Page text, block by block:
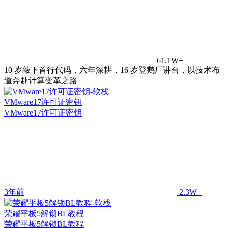
61.1W+
10 岁敲下首行代码，六年深耕，16 岁登鹅厂讲台，以技术布
道奔赴计算变革之路
VMware17许可证密钥
VMware17许可证密钥
3年前 2.3W+
荣耀平板5解锁BL教程
荣耀平板5解锁BL教程